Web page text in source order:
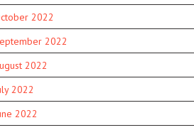
2022
2022
2022
2022
2022